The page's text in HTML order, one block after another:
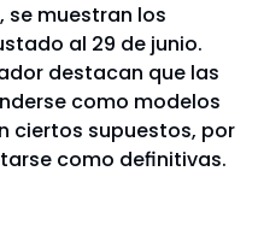
se muestran los
al 29 de junio.
destacan que las
como modelos
ciertos supuestos, por
como definitivas.